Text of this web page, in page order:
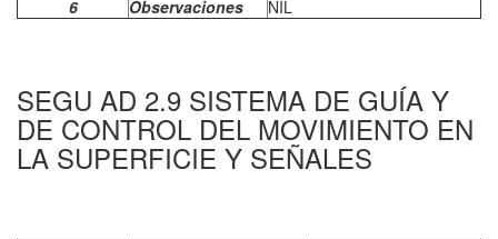
6
Observaciones NIL
SEGU AD 2.9 SISTEMA DE GUÍA Y
DE CONTROL DEL MOVIMIENTO EN
LA SUPERFICIE Y SEÑALES